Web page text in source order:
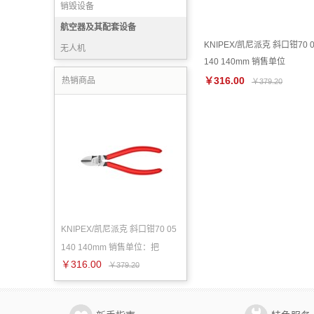
销毁设备
航空器及其配套设备
无人机
热销商品
KNIPEX/凯尼派克 斜口钳70 05
140 140mm 销售单位：把
￥316.00 ￥379.20
KNIPEX/凯尼派克 斜口钳70
140 140mm 销售单位
￥316.00 ￥379.20